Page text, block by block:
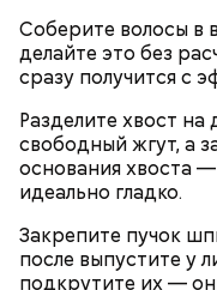
Соберите волосы в
делайте это без
сразу получится с
Разделите хвост
свободный жгут, а
основания хвоста
идеально гладко.
Закрепите пучок
после выпустите у
подкрутите их —
беременным,
людям с
пожилым;
детям.